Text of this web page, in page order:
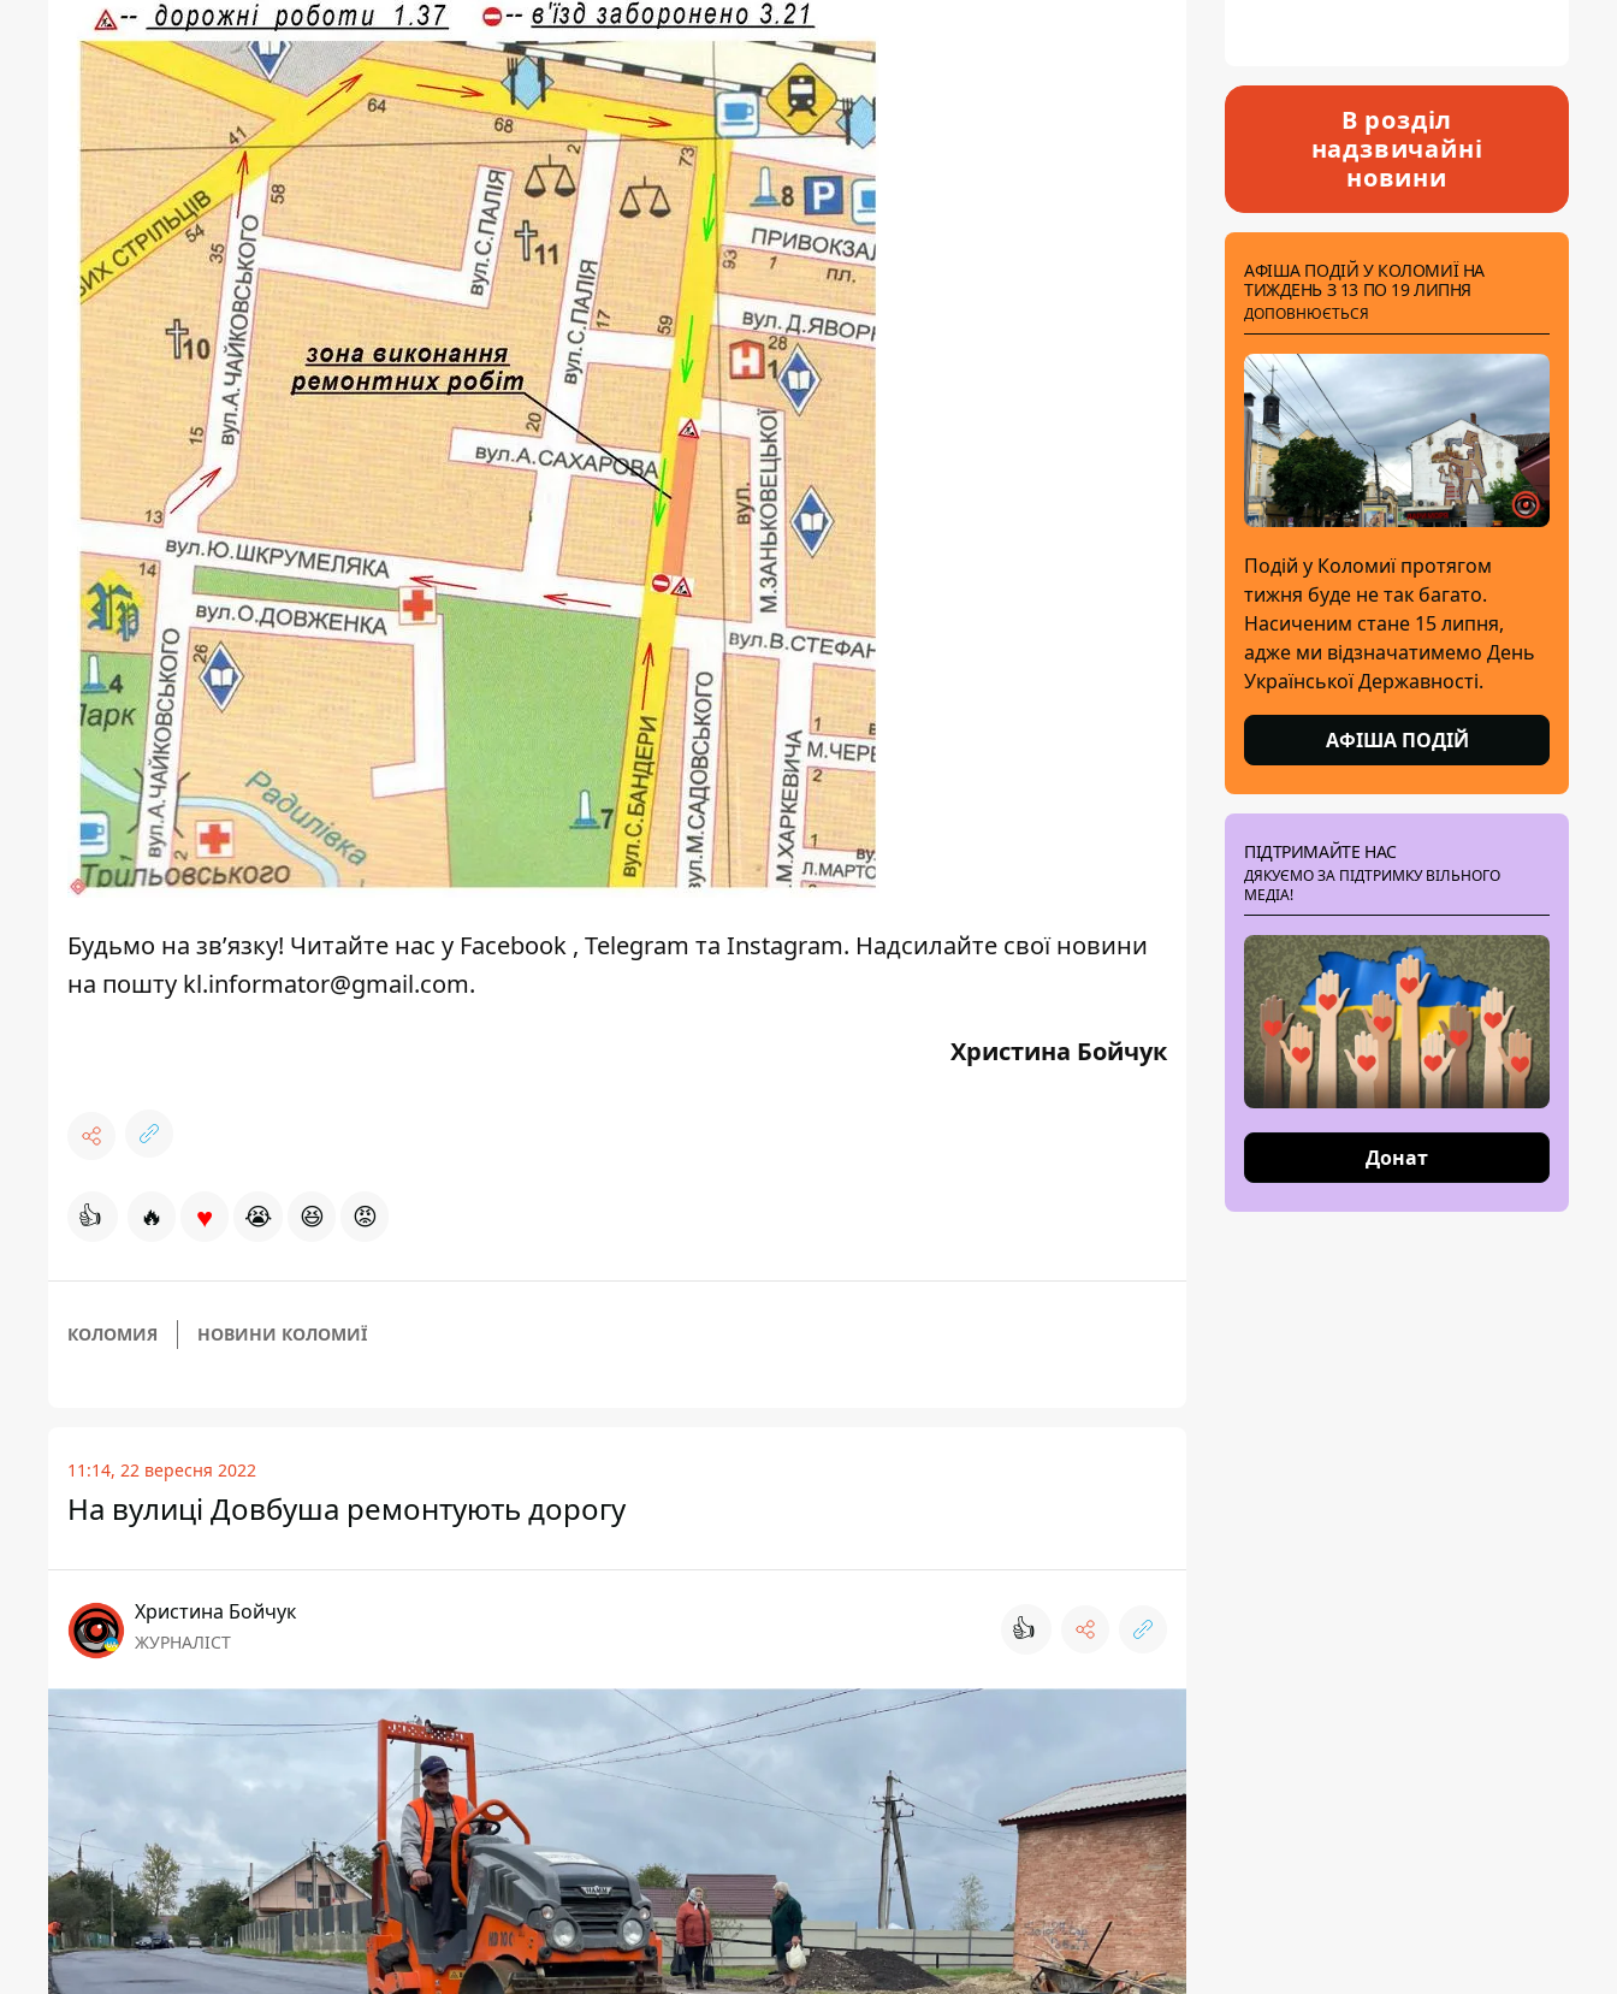
Будьмо на зв’язку! Читайте нас у Facebook , Telegram та Instagram. Надсилайте свої новини
на пошту kl.informator@gmail.com.
Христина Бойчук
👍 🔥 ♥ 😭 😆 😡
КОЛОМИЯ НОВИНИ КОЛОМИЇ
11:14, 22 вересня 2022
На вулиці Довбуша ремонтують дорогу
Христина Бойчук
ЖУРНАЛІСТ 👍
В розділ
надзвичайні
новини
АФІША ПОДІЙ У КОЛОМИЇ НА
ТИЖДЕНЬ З 13 ПО 19 ЛИПНЯ
ДОПОВНЮЄТЬСЯ
Подій у Коломиї протягом
тижня буде не так багато.
Насиченим стане 15 липня,
адже ми відзначатимемо День
Української Державності.
АФІША ПОДІЙ
ПІДТРИМАЙТЕ НАС
ДЯКУЄМО ЗА ПІДТРИМКУ ВІЛЬНОГО
МЕДІА!
Донат